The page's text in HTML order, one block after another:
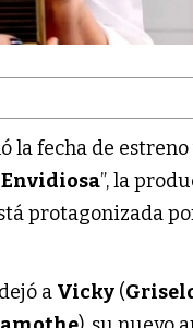
la fecha de
Envidiosa”, la
protagonizada
dejó a Vicky (